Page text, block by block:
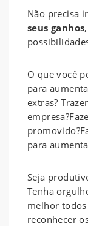
Não precisa
seus ganhos
O que você
para
extras?
para
Seja
Tenha
melhor todos
reconhecer